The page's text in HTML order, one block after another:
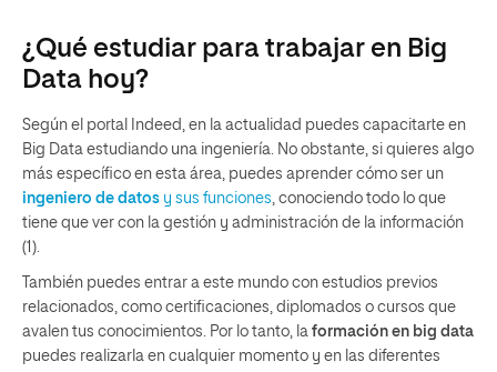
¿Qué estudiar para trabajar en Big
Data hoy?
Según el portal Indeed, en la actualidad puedes capacitarte en
Big Data estudiando una ingeniería. No obstante, si quieres algo
más específico en esta área, puedes aprender cómo ser un
ingeniero de datos y sus funciones, conociendo todo lo que
tiene que ver con la gestión y administración de la información
(1).
También puedes entrar a este mundo con estudios previos
relacionados, como certificaciones, diplomados o cursos que
avalen tus conocimientos. Por lo tanto, la formación en big data
puedes realizarla en cualquier momento y en las diferentes